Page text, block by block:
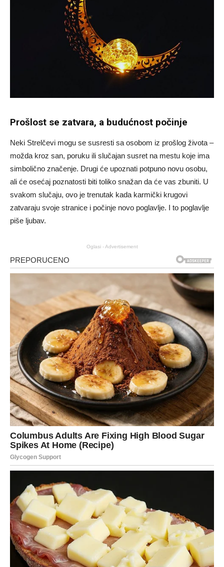
Prošlost se zatvara, a budućnost počinje
Neki Strelčevi mogu se susresti sa osobom iz prošlog života –
možda kroz san, poruku ili slučajan susret na mestu koje ima
simbolično značenje. Drugi će upoznati potpuno novu osobu,
ali će osećaj poznatosti biti toliko snažan da će vas zbuniti. U
svakom slučaju, ovo je trenutak kada karmički krugovi
zatvaraju svoje stranice i počinje novo poglavlje. I to poglavlje
piše ljubav.
Oglasi - Advertisement